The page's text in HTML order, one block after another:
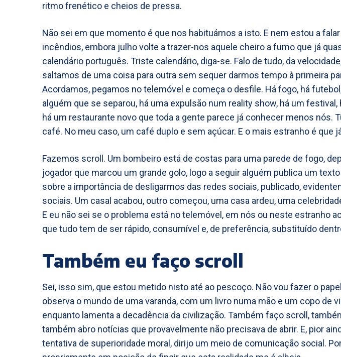
ritmo frenético e cheios de pressa.
Não sei em que momento é que nos habituámos a isto. E nem estou a
incêndios, embora julho volte a trazer-nos aquele cheiro a fumo que já
calendário português. Triste calendário, diga-se. Falo de tudo, da
saltamos de uma coisa para outra sem sequer darmos tempo à primeira
Acordamos, pegamos no telemóvel e começa o desfile. Há fogo, há
alguém que se separou, há uma expulsão num reality show, há um festival,
há um restaurante novo que toda a gente parece já conhecer menos nós.
café. No meu caso, um café duplo e sem açúcar. E o mais estranho é que
Fazemos scroll. Um bombeiro está de costas para uma parede de fogo,
jogador que marcou um grande golo, logo a seguir alguém publica um
sobre a importância de desligarmos das redes sociais, publicado,
sociais. Um casal acabou, outro começou, uma casa ardeu, uma
E eu não sei se o problema está no telemóvel, em nós ou neste estranho
que tudo tem de ser rápido, consumível e, de preferência, substituído
Também eu faço scroll
Sei, isso sim, que estou metido nisto até ao pescoço. Não vou fazer o
observa o mundo de uma varanda, com um livro numa mão e um copo de
enquanto lamenta a decadência da civilização. Também faço scroll,
também abro notícias que provavelmente não precisava de abrir. E, pior
tentativa de superioridade moral, dirijo um meio de comunicação social.